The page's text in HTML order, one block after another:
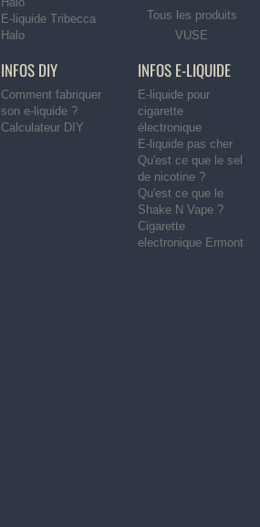
E-liquide Tribecca
Halo
Tous les produits
VUSE
INFOS DIY
Comment fabriquer
son e-liquide ?
Calculateur DIY
INFOS E-LIQUIDE
E-liquide pour
cigarette
électronique
E-liquide pas cher
Qu'est ce que le sel
de nicotine ?
Qu'est ce que le
Shake N Vape ?
Cigarette
electronique Ermont